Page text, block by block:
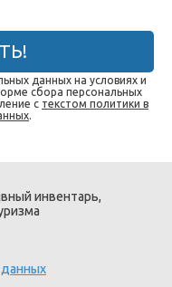
данных на условиях и
сбора персональных
с текстом политики в
.
инвентарь,
данных